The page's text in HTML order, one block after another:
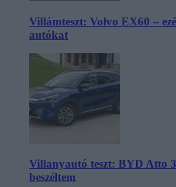
Villámteszt: Volvo EX60 –
autókat
Villanyautó teszt: BYD Atto
beszéltem